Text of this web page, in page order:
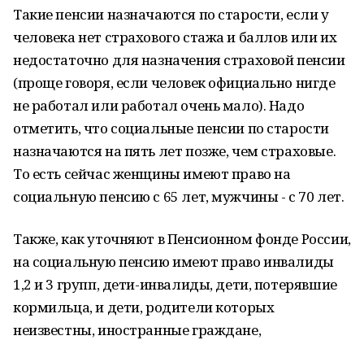
Такие пенсии назначаются по старости, если у
человека нет страхового стажа и баллов или их
недостаточно для назначения страховой пенсии
(проще говоря, если человек официально нигде
не работал или работал очень мало). Надо
отметить, что социальные пенсии по старости
назначаются на пять лет позже, чем страховые.
То есть сейчас женщины имеют право на
социальную пенсию с 65 лет, мужчины - с 70 лет.
Также, как уточняют в Пенсионном фонде России,
на социальную пенсию имеют право инвалиды
1,2 и 3 групп, дети-инвалиды, дети, потерявшие
кормильца, и дети, родители которых
неизвестны, иностранные граждане,